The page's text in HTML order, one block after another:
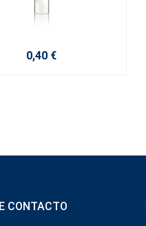
0,40 €
CONTACTO